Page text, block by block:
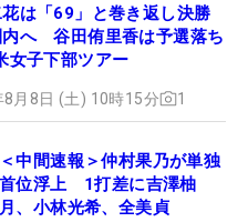
と、世界ランキング1位
や、2019年覇者のコ・ジ
はそれぞれストレッチ
渋野日向子さんや古江
と仲良く話している姿が
は「69」と巻き返し決勝
内へ 谷田侑里香は予選落ち
女子下部ツアー
8月8日 (土) 10時15分 1
＜中間速報＞仲村果乃が単独
首位浮上 1打差に吉澤柚
月、小林光希、全美貞